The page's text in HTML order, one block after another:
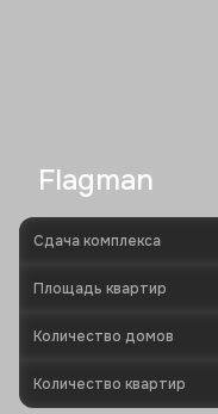
Flagman
Сдача комплекса
Площадь квартир
Количество домов
Количество квартир